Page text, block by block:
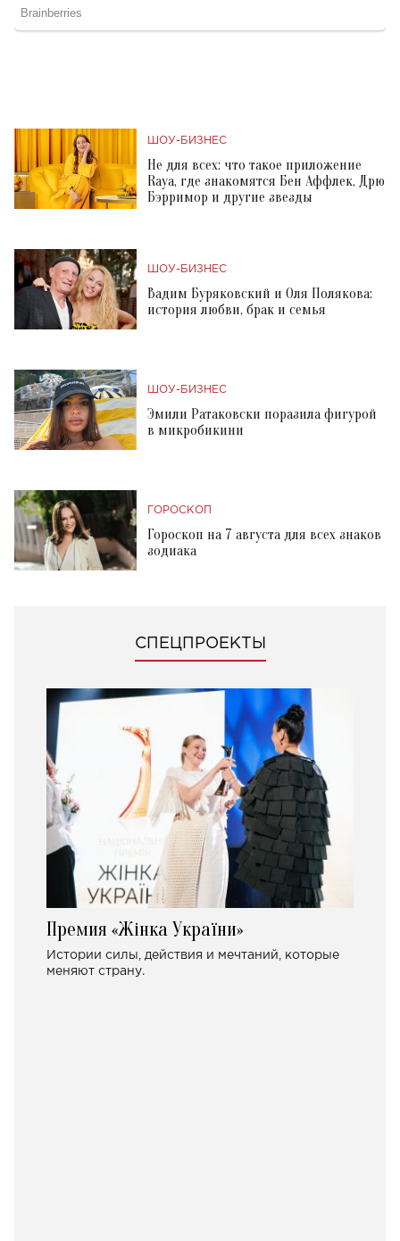
ШОУ-БИЗНЕС
Не для всех: что такое приложение
Raya, где знакомятся Бен Аффлек, Дрю
Бэрримор и другие звезды
ШОУ-БИЗНЕС
Вадим Буряковский и Оля Полякова:
история любви, брак и семья
ШОУ-БИЗНЕС
Эмили Ратаковски поразила фигурой
в микробикини
ГОРОСКОП
Гороскоп на 7 августа для всех знаков
зодиака
СПЕЦПРОЕКТЫ
Премия «Жінка України»
Истории силы, действия и мечтаний, которые
меняют страну.